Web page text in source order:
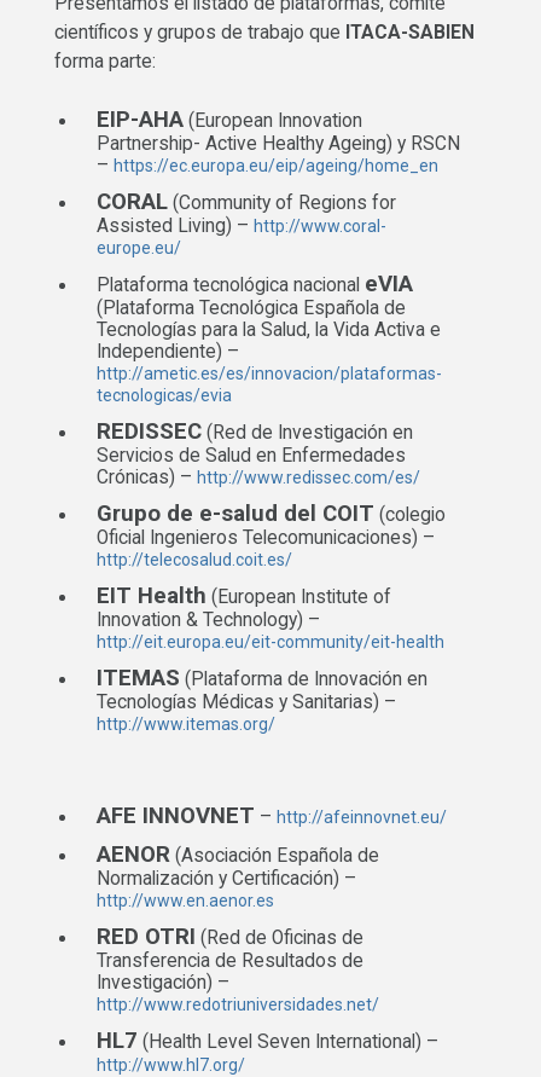
científicos y grupos de trabajo que ITACA-SABIEN
forma parte:
EIP-AHA (European Innovation
Partnership- Active Healthy Ageing) y RSCN
–https://ec.europa.eu/eip/ageing/home_en
CORAL (Community of Regions for
Assisted Living) –http://www.coral-
europe.eu/
Plataforma tecnológica nacional eVIA
(Plataforma Tecnológica Española de
Tecnologías para la Salud, la Vida Activa e
Independiente) –
http://ametic.es/es/innovacion/plataformas-
tecnologicas/evia
REDISSEC (Red de Investigación en
Servicios de Salud en Enfermedades
Crónicas) –http://www.redissec.com/es/
Grupo de e-salud del COIT (colegio
Oficial Ingenieros Telecomunicaciones) –
http://telecosalud.coit.es/
EIT Health (European Institute of
Innovation & Technology) –
http://eit.europa.eu/eit-community/eit-health
ITEMAS (Plataforma de Innovación en
Tecnologías Médicas y Sanitarias) –
http://www.itemas.org/
AFE INNOVNET –http://afeinnovnet.eu/
AENOR (Asociación Española de
Normalización y Certificación) –
http://www.en.aenor.es
RED OTRI (Red de Oficinas de
Transferencia de Resultados de
Investigación) –
http://www.redotriuniversidades.net/
HL7 (Health Level Seven International) –
http://www.hl7.org/